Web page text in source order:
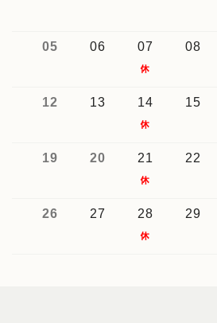
05 06 07 08
12 13 14 15
19 20 21 22
26 27 28 29